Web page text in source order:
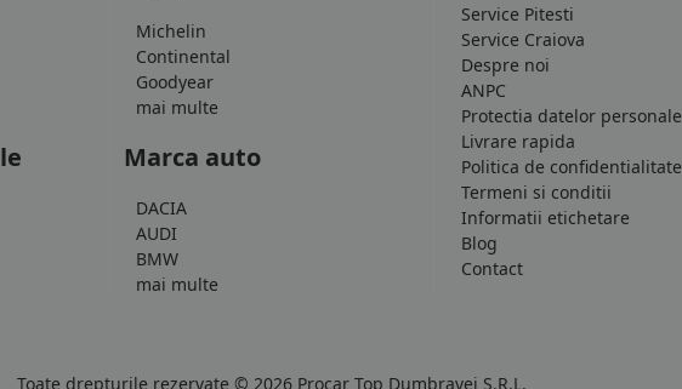
Michelin
Continental
Goodyear
mai multe
Marca auto
DACIA
AUDI
BMW
mai multe
Service Pitesti
Service Craiova
Despre noi
ANPC
Protectia datelor personale
Livrare rapida
Politica de confidentialitate
Termeni si conditii
Informatii etichetare
Blog
Contact
Toate drepturile rezervate © 2026 Procar Top Dumbravei S.R.L.